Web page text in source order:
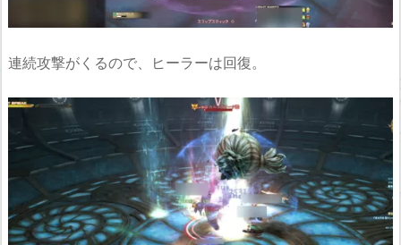
連続攻撃がくるので、ヒーラーは回復。